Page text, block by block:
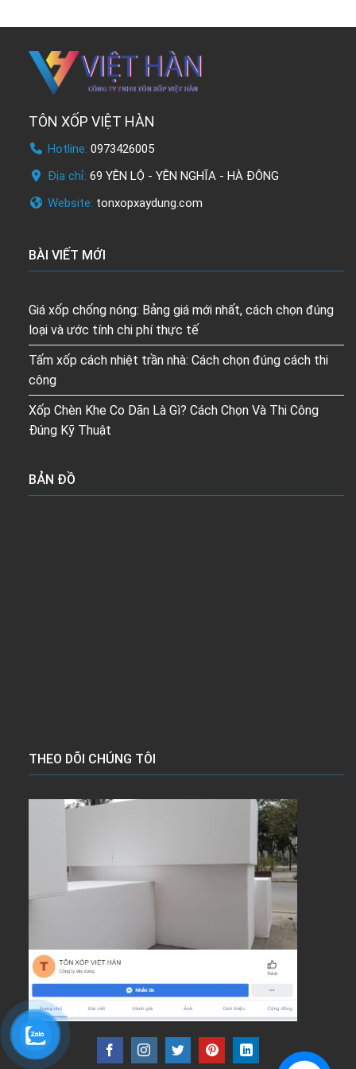
TÔN XỐP VIỆT HÀN
Hotline: 0973426005
Địa chỉ: 69 YÊN LỘ - YÊN NGHĨA - HÀ ĐÔNG
Website: tonxopxaydung.com
BÀI VIẾT MỚI
Giá xốp chống nóng: Bảng giá mới nhất, cách chọn đúng
loại và ước tính chi phí thực tế
Tấm xốp cách nhiệt trần nhà: Cách chọn đúng cách thi
công
Xốp Chèn Khe Co Dãn Là Gì? Cách Chọn Và Thi Công
Đúng Kỹ Thuật
BẢN ĐỒ
THEO DÕI CHÚNG TÔI